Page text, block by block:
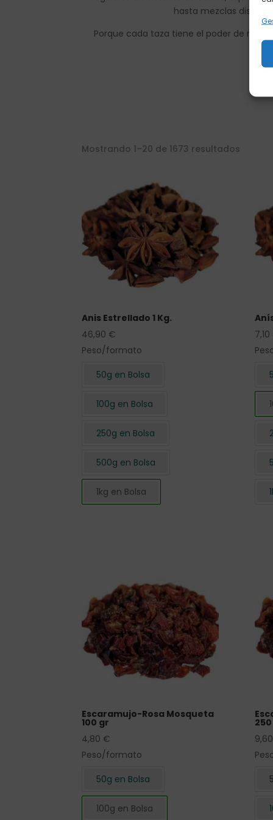
hasta mezclas
Porque cada taza tiene el poder de
Mostrando 1–20 de 1673 resultados
Anis Estrellado 1 Kg.
46,90 €
Peso/formato
50g en Bolsa
100g en Bolsa
250g en Bolsa
500g en Bolsa
1kg en Bolsa
7,10
Escaramujo-Rosa Mosqueta
100 gr
4,80 €
Peso/formato
50g en Bolsa
100g en Bolsa
9,60